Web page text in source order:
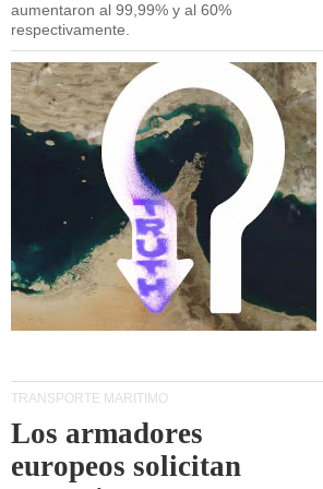
aumentaron al 99,99% y al 60%
respectivamente.
TRANSPORTE MARÍTIMO
Los armadores
europeos solicitan